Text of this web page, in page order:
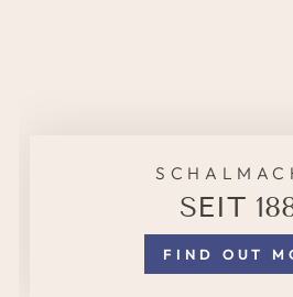
SEIT
FIND OUT